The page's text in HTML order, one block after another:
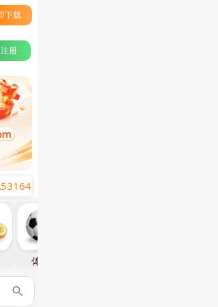
下载
注册
上线，让您在娱乐的同时兼顾0基础0投资的创
53164
体育